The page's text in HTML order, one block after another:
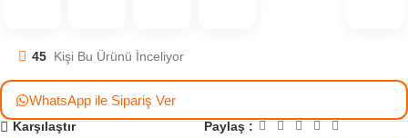
45 Kişi Bu Ürünü İnceliyor
WhatsApp ile Sipariş Ver
Karşılaştır Paylaş :